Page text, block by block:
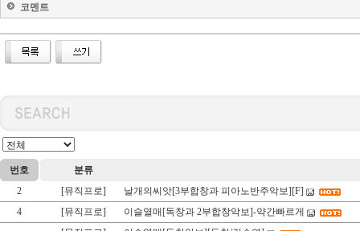
코멘트
번호
분류
2
[뮤직프로]
날개의씨앗[3부합창과 피아노반주악보][F]
4
[뮤직프로]
이슬열매[독창과 2부합창악보]-약간빠르게